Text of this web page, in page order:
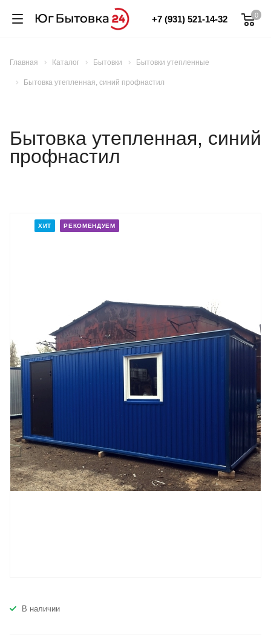
0
+7 (931) 521-14-32
Главная Каталог Бытовки Бытовки утепленные
Бытовка утепленная, синий профнастил
Бытовка утепленная, синий
профнастил
ХИТ РЕКОМЕНДУЕМ
В наличии